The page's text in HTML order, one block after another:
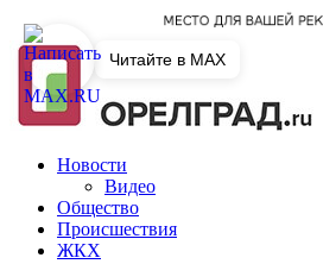
Новости
Видео
Общество
Происшествия
ЖКХ
Читайте в MAX